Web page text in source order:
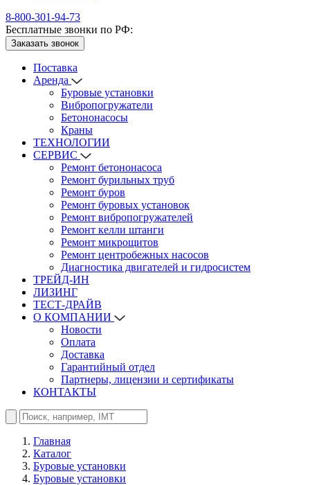
8-800-301-94-73
Бесплатные звонки по РФ:
Заказать звонок
Поставка
Аренда
Буровые установки
Вибропогружатели
Бетононасосы
Краны
ТЕХНОЛОГИИ
СЕРВИС
Ремонт бетононасоса
Ремонт бурильных труб
Ремонт буров
Ремонт буровых установок
Ремонт вибропогружателей
Ремонт келли штанги
Ремонт микрощитов
Ремонт центробежных насосов
Диагностика двигателей и гидросистем
ТРЕЙД-ИН
ЛИЗИНГ
ТЕСТ-ДРАЙВ
О КОМПАНИИ
Новости
Оплата
Доставка
Гарантийный отдел
Партнеры, лицензии и сертификаты
КОНТАКТЫ
Главная
Каталог
Буровые установки
Буровые установки